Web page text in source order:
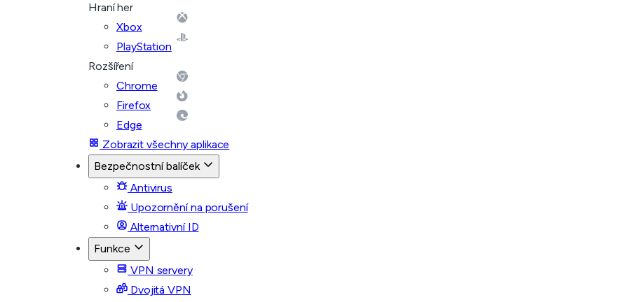
Hraní her
Xbox
PlayStation
Rozšíření
Chrome
Firefox
Edge
Zobrazit všechny aplikace
Bezpečnostní balíček
Antivirus
Upozornění na porušení
Alternativní ID
Funkce
VPN servery
Dvojitá VPN